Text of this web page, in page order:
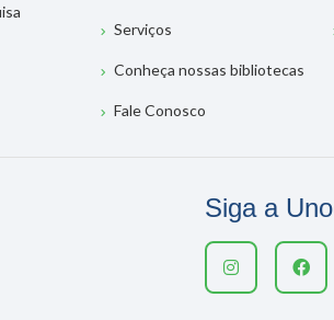
Serviços
Conheça nossas bibliotecas
Fale Conosco
Siga a